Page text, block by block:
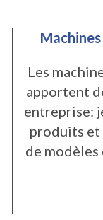
Les
apportent
entreprise:
produits et
de modèles